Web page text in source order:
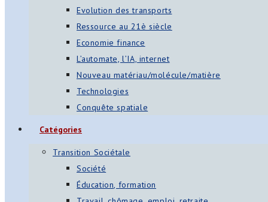
Evolution des transports
Ressource au 21è siècle
Economie finance
L’automate, l’IA, internet
Nouveau matériau/molécule/matière
Technologies
Conquête spatiale
Catégories
Transition Sociétale
Société
Éducation, formation